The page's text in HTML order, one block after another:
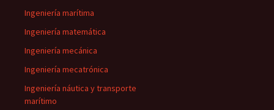
Ingeniería marítima
Ingeniería matemática
Ingeniería mecánica
Ingeniería mecatrónica
Ingeniería náutica y transporte
marítimo